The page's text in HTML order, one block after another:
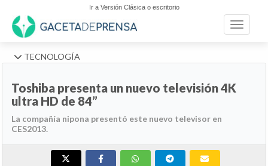
Ir a Versión Clásica o escritorio
Toggle
TECNOLOGÍA
Toshiba presenta un nuevo televisión 4K
ultra HD de 84”
La compañía nipona presentó este nuevo televisor en
CES2013.